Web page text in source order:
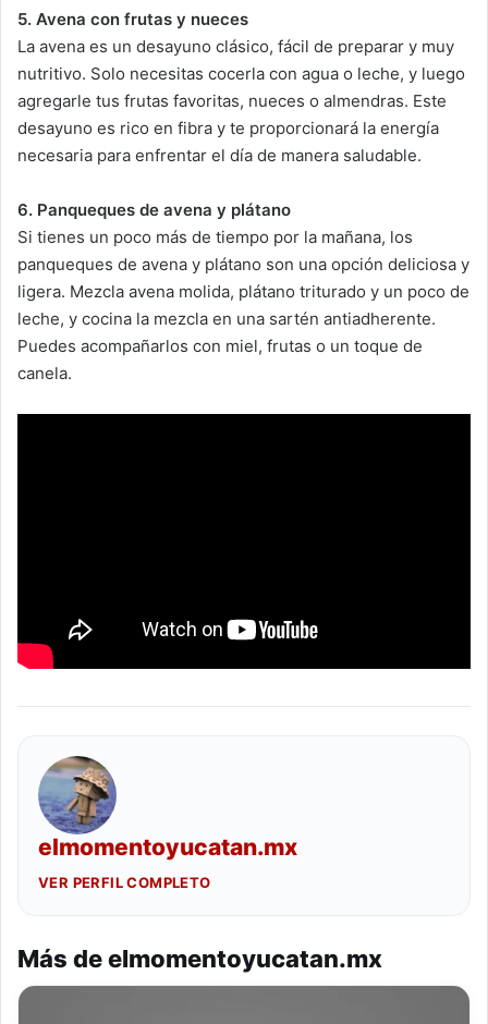
5. Avena con frutas y nueces
La avena es un desayuno clásico, fácil de preparar y muy
nutritivo. Solo necesitas cocerla con agua o leche, y luego
agregarle tus frutas favoritas, nueces o almendras. Este
desayuno es rico en fibra y te proporcionará la energía
necesaria para enfrentar el día de manera saludable.
6. Panqueques de avena y plátano
Si tienes un poco más de tiempo por la mañana, los
panqueques de avena y plátano son una opción deliciosa y
ligera. Mezcla avena molida, plátano triturado y un poco de
leche, y cocina la mezcla en una sartén antiadherente.
Puedes acompañarlos con miel, frutas o un toque de
canela.
elmomentoyucatan.mx
VER PERFIL COMPLETO
Más de elmomentoyucatan.mx